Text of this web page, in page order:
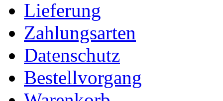
Lieferung
Zahlungsarten
Datenschutz
Bestellvorgang